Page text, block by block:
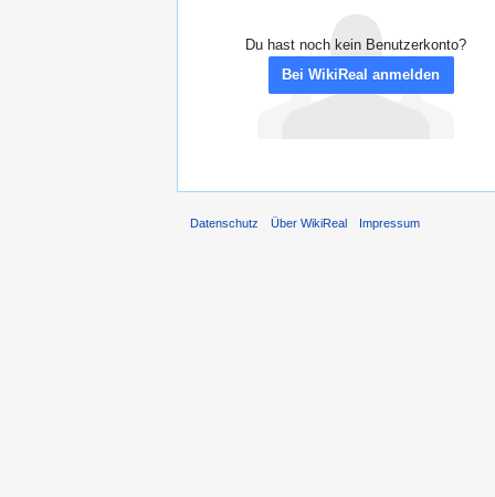
Du hast noch kein Benutzerkonto?
Bei WikiReal anmelden
Datenschutz Über WikiReal Impressum